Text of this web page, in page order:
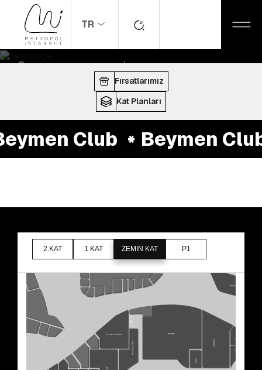
TR
ANASAYFA MAĞAZALAR
Beymen Club
ÇALIŞMA SAATLERI:10:00 - 22:00
Fırsatlarımız
Kat Planları
Club Beymen Club